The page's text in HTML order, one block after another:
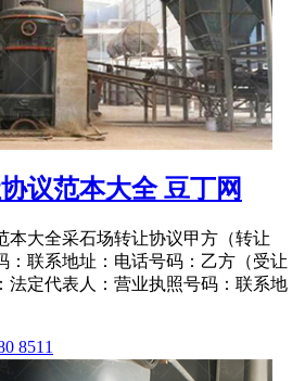
议范本大全 豆丁网
本大全采石场转让协议甲方（转让
：联系地址：电话号码：乙方（受让
法定代表人：营业执照号码：联系地
8511